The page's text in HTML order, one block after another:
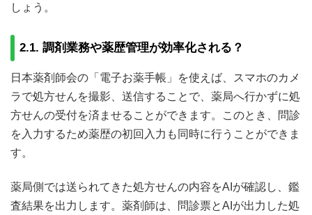
しょう。
2.1. 調剤業務や薬歴管理が効率化される？
日本薬剤師会の「電子お薬手帳」を使えば、スマホのカメ
ラで処方せんを撮影、送信することで、薬局へ行かずに処
方せんの受付を済ませることができます。このとき、問診
を入力するため薬歴の初回入力も同時に行うことができま
す。
薬局側では送られてきた処方せんの内容をAIが確認し、鑑
査結果を出力します。薬剤師は、問診票とAIが出力した処